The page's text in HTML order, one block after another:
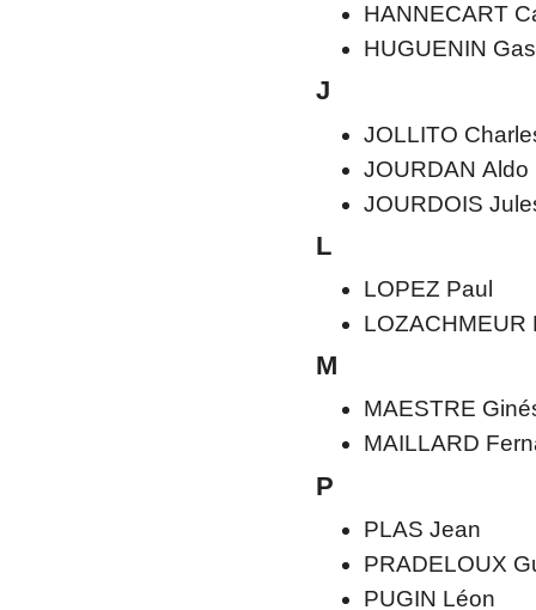
HANNECART
HUGUENIN
J
JOLLITO
JOURDAN Aldo
JOURDOIS
L
LOPEZ Paul
LOZACHMEUR
M
MAESTRE
MAILLARD
P
PLAS Jean
PRADELOUX
PUGIN Léon